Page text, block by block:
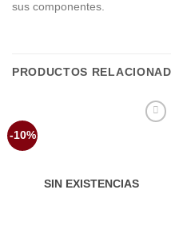
sus componentes.
PRODUCTOS
-10%
SIN EXISTENCIAS